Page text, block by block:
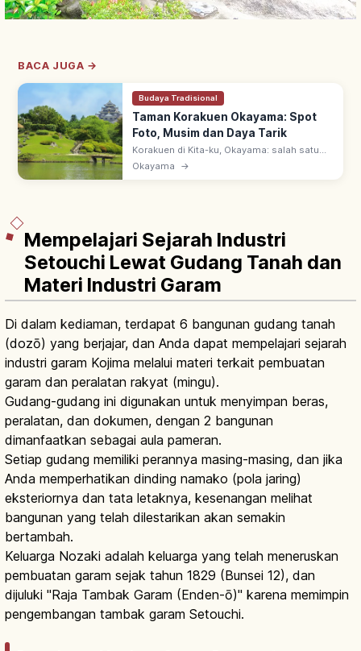
BACA JUGA →
Budaya Tradisional
Taman Korakuen Okayama: Spot
Foto, Musim dan Daya Tarik
Korakuen di Kita-ku, Okayama: salah satu
Tiga Taman Besar Jepang. 14,4 ha (~3 Tokyo
Dome), dibangun 1687–1700 oleh Ikeda
Okayama →
Mempelajari Sejarah Industri
Setouchi Lewat Gudang Tanah dan
Materi Industri Garam
Di dalam kediaman, terdapat 6 bangunan gudang tanah
(dozō) yang berjajar, dan Anda dapat mempelajari sejarah
industri garam Kojima melalui materi terkait pembuatan
garam dan peralatan rakyat (mingu).
Gudang-gudang ini digunakan untuk menyimpan beras,
peralatan, dan dokumen, dengan 2 bangunan
dimanfaatkan sebagai aula pameran.
Setiap gudang memiliki perannya masing-masing, dan jika
Anda memperhatikan dinding namako (pola jaring)
eksteriornya dan tata letaknya, kesenangan melihat
bangunan yang telah dilestarikan akan semakin
bertambah.
Keluarga Nozaki adalah keluarga yang telah meneruskan
pembuatan garam sejak tahun 1829 (Bunsei 12), dan
dijuluki "Raja Tambak Garam (Enden-ō)" karena memimpin
pengembangan tambak garam Setouchi.